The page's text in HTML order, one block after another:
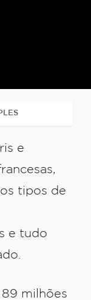
e
tipos de
e tudo
milhões